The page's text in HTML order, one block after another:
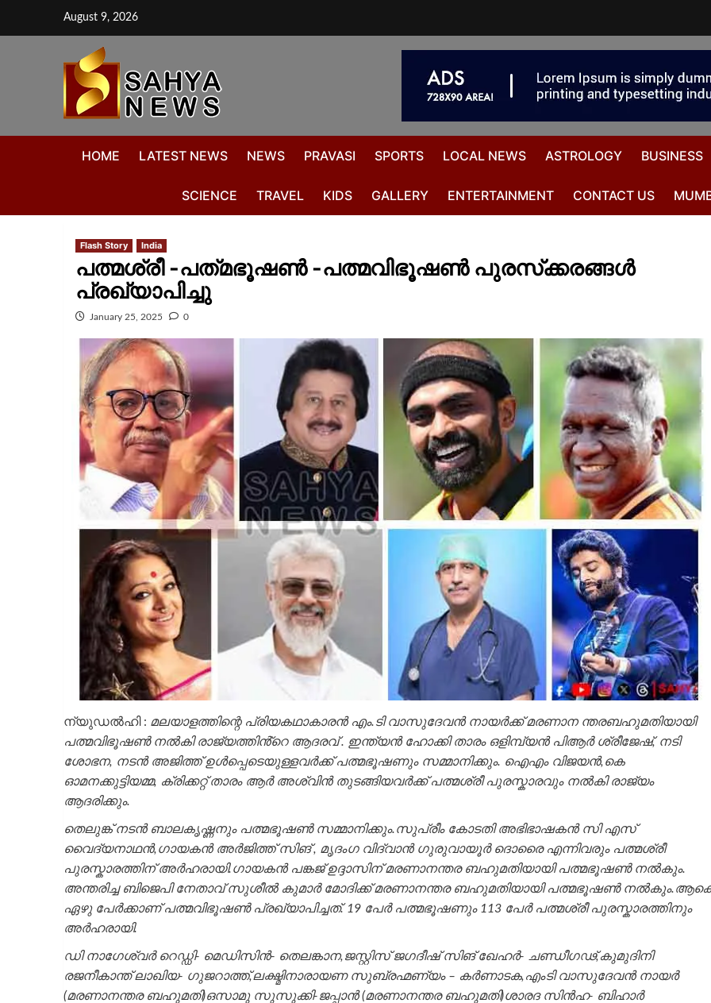
August 9, 2026
HOME LATEST NEWS NEWS PRAVASI SPORTS LOCAL NEWS ASTROLOGY BUSINESS
SCIENCE TRAVEL KIDS GALLERY ENTERTAINMENT CONTACT US
Flash Story India
പത്മശ്രീ -പത്‌മഭൂഷൺ -പത്മവിഭൂഷൺ പുരസ്‌ക്കരങ്ങൾ
പ്രഖ്യാപിച്ചു
January 25, 2025 0
ന്യുഡൽഹി : മലയാളത്തിന്റെ പ്രിയകഥാകാരൻ എം.ടി വാസുദേവൻ നായര്‍ക്ക് മരണാന ന്തരബഹുമതിയായി
പത്മവിഭൂഷൺ നൽകി രാജ്യത്തിൻ്റെ ആദരവ് . ഇന്ത്യൻ ഹോക്കി താരം ഒളിമ്പ്യൻ പിആര്‍ ശ്രീജേഷ്, നടി
ശോഭന, നടൻ അജിത്ത് ഉള്‍പ്പെടെയുള്ളവര്‍ക്ക് പത്മഭൂഷണും സമ്മാനിക്കും. ഐഎം വിജയൻ,കെ
ഓമനക്കുട്ടിയമ്മ, ക്രിക്കറ്റ് താരം ആര്‍ അശ്വിൻ തുടങ്ങിയവര്‍ക്ക് പത്മശ്രീ പുരസ്കാരവും നൽകി രാജ്യം
ആദരിക്കും.
തെലുങ്ക് നടൻ ബാലകൃഷ്ണനും പത്മഭൂഷണ്‍ സമ്മാനിക്കും.സുപ്രീം കോടതി അഭിഭാഷകൻ സി എസ്
വൈദ്യനാഥൻ,ഗായകൻ അര്‍ജിത്ത് സിങ് , മൃദംഗ വിദ്വാൻ ഗുരുവായൂര്‍ ദൊരൈ എന്നിവരും പത്മശ്രീ
പുരസ്കാരത്തിന് അര്‍ഹരായി.ഗായകൻ പങ്കജ് ഉദ്ദാസിന് മരണാനന്തര ബഹുമതിയായി പത്മഭൂഷണ്‍ നൽകും.
അന്തരിച്ച ബിജെപി നേതാവ് സുശീൽ കുമാര്‍ മോദിക്ക് മരണാനന്തര ബഹുമതിയായി പത്മഭൂഷണ്‍
ഏഴു പേര്‍ക്കാണ് പത്മവിഭൂഷണ്‍ പ്രഖ്യാപിച്ചത്. 19 പേര്‍ പത്മഭൂഷണും 113 പേര്‍ പത്മശ്രീ പുരസ്കാരത്തിനും
അര്‍ഹരായി.
ഡി നാഗേശ്വര്‍ റെഡ്ഡി- മെഡിസിന്‍- തെലങ്കാന,ജസ്റ്റിസ് ജഗദീഷ് സിങ് ഖേഹര്‍- ചണ്ഡീഗഢ്,കുമുദിനി
രജനീകാന്ത് ലാഖിയ- ഗുജറാത്ത്,ലക്ഷ്മിനാരായണ സുബ്രഹ്മണ്യം – കര്‍ണാടക,എംടി വാസുദേവന്‍ നായര്‍
(മരണാനന്തര ബഹുമതി)ഒസാമു സുസുക്കി-ജപ്പാന്‍ (മരണാനന്തര ബഹുമതി)ശാരദ സിന്‍ഹ- ബിഹാര്‍